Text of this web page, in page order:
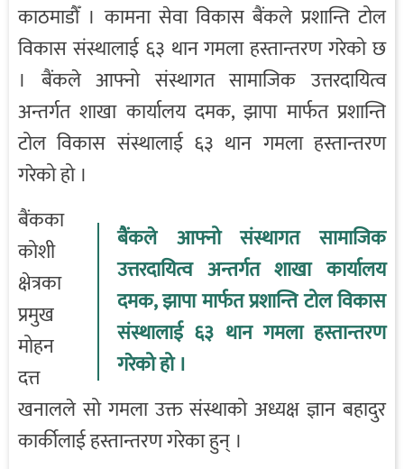
काठमाडौँ । कामना सेवा विकास बैंकले प्रशान्ति टोल
विकास संस्थालाई ६३ थान गमला हस्तान्तरण गरेको छ
। बैंकले आफ्नो संस्थागत सामाजिक उत्तरदायित्व
अन्तर्गत शाखा कार्यालय दमक, झापा मार्फत प्रशान्ति
टोल विकास संस्थालाई ६३ थान गमला हस्तान्तरण
गरेको हो ।
बैंकले आफ्नो संस्थागत सामाजिक
उत्तरदायित्व अन्तर्गत शाखा कार्यालय
दमक, झापा मार्फत प्रशान्ति टोल विकास
संस्थालाई ६३ थान गमला हस्तान्तरण
गरेको हो ।
बैंकका
कोशी
क्षेत्रका
प्रमुख
मोहन
दत्त
खनालले सो गमला उक्त संस्थाको अध्यक्ष ज्ञान बहादुर
कार्कीलाई हस्तान्तरण गरेका हुन् ।